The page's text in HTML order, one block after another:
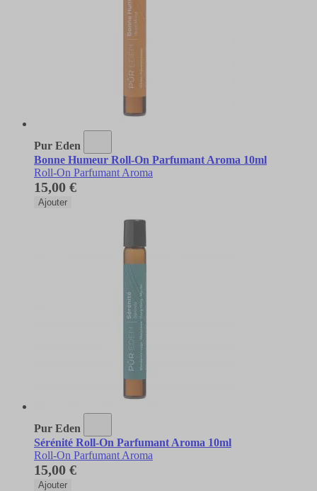
Pur Eden
Bonne Humeur Roll-On Parfumant Aroma 10ml
Roll-On Parfumant Aroma
15,00 €
Ajouter
Pur Eden
Sérénité Roll-On Parfumant Aroma 10ml
Roll-On Parfumant Aroma
15,00 €
Ajouter